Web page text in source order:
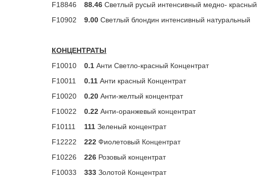
F18846
88.46 Светлый русый интенсивный медно- красный
F10902
9.00 Светлый блондин интенсивный натуральный
КОНЦЕНТРАТЫ
F10010
0.1 Анти Светло-красный Концентрат
F10011
0.11 Анти красный Концентрат
F10020
0.20 Анти-желтый концентрат
F10022
0.22 Анти-оранжевый концентрат
F10111
111 Зеленый концентрат
F12222
222 Фиолетовый Концентрат
F10226
226 Розовый концентрат
F10033
333 Золотой Концентрат